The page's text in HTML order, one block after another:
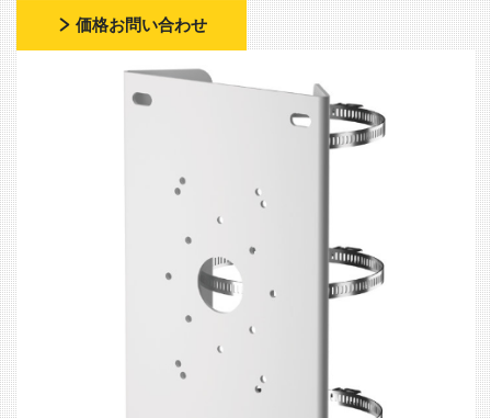
価格お問い合わせ